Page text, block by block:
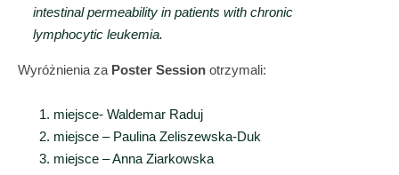
intestinal permeability in patients with chronic
lymphocytic leukemia.
Wyróżnienia za Poster Session otrzymali:
miejsce- Waldemar Raduj
miejsce – Paulina Zeliszewska-Duk
miejsce – Anna Ziarkowska